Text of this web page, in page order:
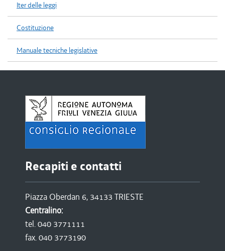
Iter delle leggi
Costituzione
Manuale tecniche legislative
Recapiti e contatti
Piazza Oberdan 6, 34133 TRIESTE
Centralino:
tel. 040 3771111
fax. 040 3773190